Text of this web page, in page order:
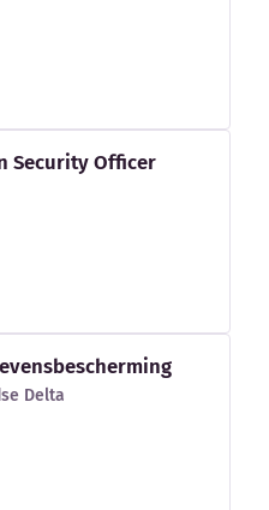
Security Officer
Delta